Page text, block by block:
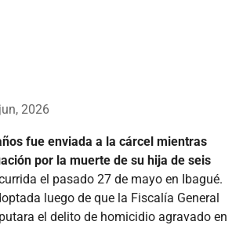
2026
fue enviada a la cárcel mientras
por la muerte de su hija de seis
el pasado 27 de mayo en Ibagué.
luego de que la Fiscalía General
el delito de homicidio agravado en